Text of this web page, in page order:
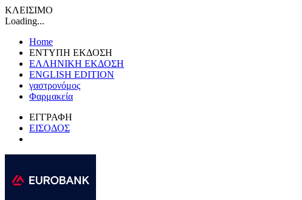
ΚΛΕΙΣΙΜΟ
Loading...
Home
ΕΝΤΥΠΗ ΕΚΔΟΣΗ
ΕΛΛΗΝΙΚΗ ΕΚΔΟΣΗ
ENGLISH EDITION
γαστρονόμος
Φαρμακεία
ΕΓΓΡΑΦΗ
ΕΙΣΟΔΟΣ